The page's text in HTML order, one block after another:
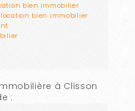
bien immobilier
bien immobilier
à Clisson
: